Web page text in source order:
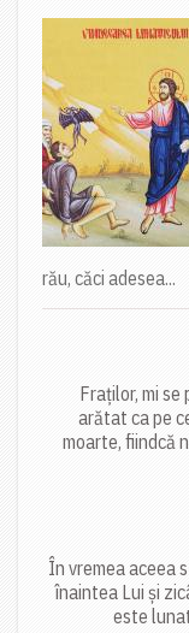
rău, căci adesea...
Fraților, mi se
arătat ca pe
moarte, fiindcă
În vremea aceea
înaintea Lui și
este